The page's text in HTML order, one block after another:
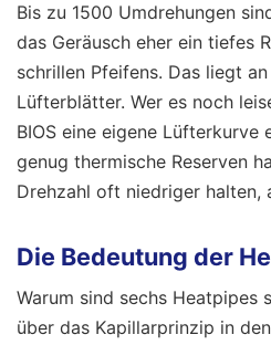
Bis zu 1500 Umdrehungen
das Geräusch eher ein tiefes
schrillen Pfeifens. Das liegt
Lüfterblätter. Wer es noch
BIOS eine eigene Lüfterkurve
genug thermische Reserven
Drehzahl oft niedriger halten,
Die Bedeutung der
Warum sind sechs Heatpipes
über das Kapillarprinzip in